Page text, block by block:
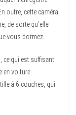
outre, cette caméra
de sorte qu’elle
vous dormez.
ce qui est suffisant
en voiture
à 6 couches, qui